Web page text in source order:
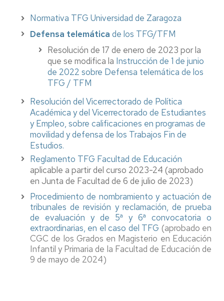
Normativa TFG Universidad de Zaragoza
Defensa telemática de los TFG/TFM
Resolución de 17 de enero de 2023 por la
que se modifica la Instrucción de 1 de junio
de 2022 sobre Defensa telemática de los
TFG / TFM
Resolución del Vicerrectorado de Política
Académica y del Vicerrectorado de Estudiantes
y Empleo, sobre calificaciones en programas de
movilidad y defensa de los Trabajos Fin de
Estudios.
Reglamento TFG Facultad de Educación
aplicable a partir del curso 2023-24 (aprobado
en Junta de Facultad de 6 de julio de 2023)
Procedimiento de nombramiento y actuación de
tribunales de revisión y reclamación, de prueba
de evaluación y de 5ª y 6ª convocatoria o
extraordinarias, en el caso del TFG (aprobado en
CGC de los Grados en Magisterio en Educación
Infantil y Primaria de la Facultad de Educación de
9 de mayo de 2024)